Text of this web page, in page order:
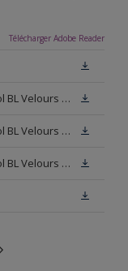
Télécharger Adobe Reader
Fiche de données de sécurité Rubbol BL Velours Base W05
Fiche de données de sécurité Rubbol BL Velours Base N00
Fiche de données de sécurité Rubbol BL Velours Blanc